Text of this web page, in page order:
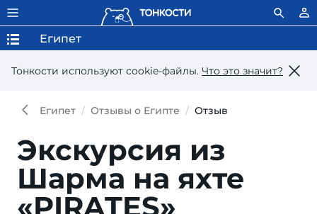
Тонкости используют сookie-файлы. Что это значит?
Египет
Египет Отзывы о Египте Отзыв
Экскурсия из
Шарма на яхте
«PIRATES»